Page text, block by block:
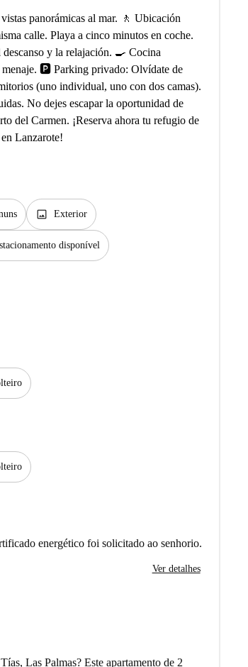
panorámicas al mar. 🚶 Ubicación
calle. Playa a cinco minutos en coche.
y la relajación. 🍳 Cocina
🅿️ Parking privado: Olvídate de
(uno individual, uno con dos camas).
No dejes escapar la oportunidad de
del Carmen. ¡Reserva ahora tu refugio de
Lanzarote!
image Exterior
disponível
energético foi solicitado ao senhorio.
Ver detalhes
Las Palmas? Este apartamento de 2